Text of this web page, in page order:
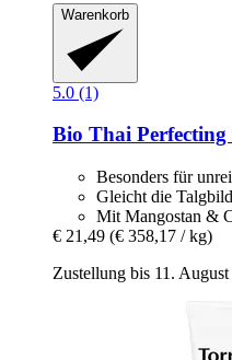
Warenkorb
5.0 (1)
Bio Thai Perfecting
Besonders für
Gleicht die
Mit Mangostan &
€ 21,49 (€ 358,17 / kg)
Zustellung bis 11. August